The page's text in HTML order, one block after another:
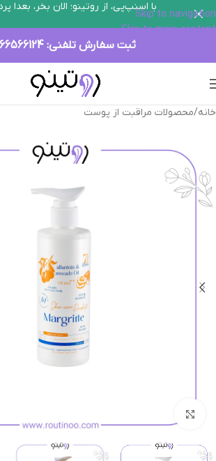
Skip to navigation
Skip to main content
با اسنپ‌پی، از روتینو؛ الان بخر، بعدا
ثبت سفارش تلفنی:
خانه/محصولات مراقبت از پوست